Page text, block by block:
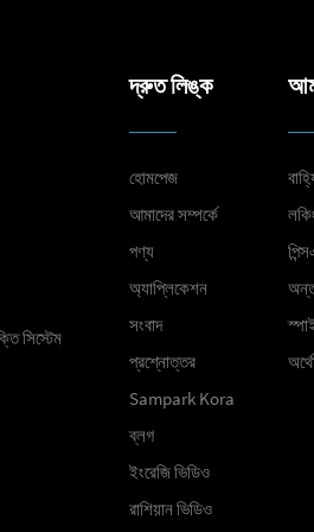
সিস্টেম
দ্রুত লিঙ্ক
হোমপেজ
আমাদের সম্পর্কে
পণ্য
অ্যাপ্লিকেশন
সংবাদ
প্রশ্নোত্তর
Sampark Kora
ব্লগ
ইংরেজি ভিডিও
রাশিয়ান ভিডিও